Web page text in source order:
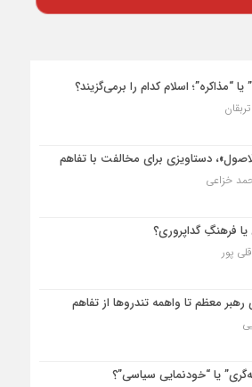
“مذاکره”؛ اسلام کدام را برمی‌گزیند؟
دستاویزی برای مخالفت با تفاهم
خزاعی
یا فرهنگِ گداپروری؟
پور
رهبر معظم تا واهمه تندروها از تفاهم
یا “خودنمایی سیاسی”؟